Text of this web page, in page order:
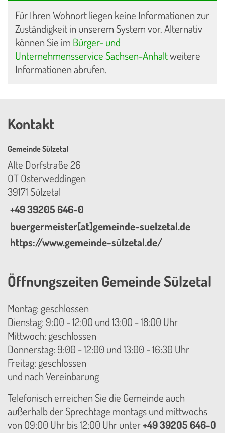
Für Ihren Wohnort liegen keine Informationen zur
Zuständigkeit in unserem System vor. Alternativ
können Sie im Bürger- und
Unternehmensservice Sachsen-Anhaltweitere
Informationen abrufen.
Kontakt
Gemeinde Sülzetal
Alte Dorfstraße 26
OT Osterweddingen
39171 Sülzetal
+49 39205 646-0
buergermeister[at]gemeinde-suelzetal.de
https://www.gemeinde-sülzetal.de/
Öffnungszeiten Gemeinde Sülzetal
Montag: geschlossen
Dienstag: 9:00 - 12:00 und 13:00 - 18:00 Uhr
Mittwoch: geschlossen
Donnerstag: 9:00 - 12:00 und 13:00 - 16:30 Uhr
Freitag: geschlossen
und nach Vereinbarung
Telefonisch erreichen Sie die Gemeinde auch
außerhalb der Sprechtage montags und mittwochs
von 09:00 Uhr bis 12:00 Uhr unter+49 39205 646-0